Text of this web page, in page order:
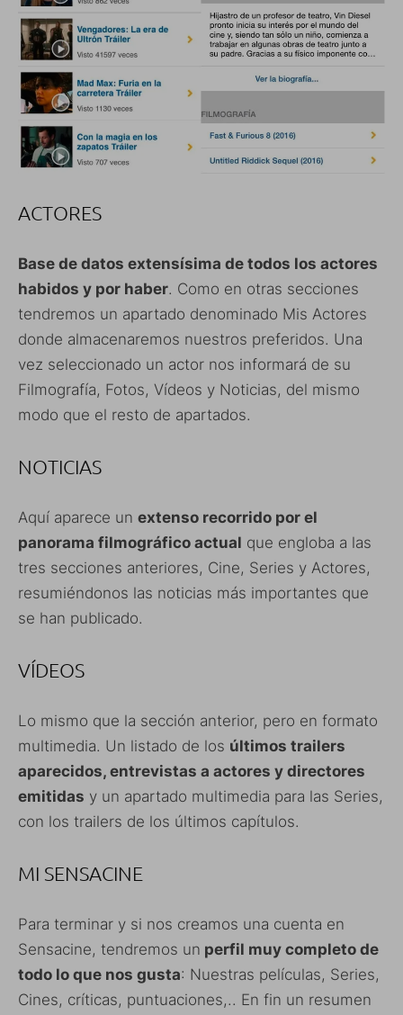
ACTORES
Base de datos extensísima de todos los actores
habidos y por haber. Como en otras secciones
tendremos un apartado denominado Mis Actores
donde almacenaremos nuestros preferidos. Una
vez seleccionado un actor nos informará de su
Filmografía, Fotos, Vídeos y Noticias, del mismo
modo que el resto de apartados.
NOTICIAS
Aquí aparece un extenso recorrido por el
panorama filmográfico actual que engloba a las
tres secciones anteriores, Cine, Series y Actores,
resumiéndonos las noticias más importantes que
se han publicado.
VÍDEOS
Lo mismo que la sección anterior, pero en formato
multimedia. Un listado de los últimos trailers
aparecidos, entrevistas a actores y directores
emitidas y un apartado multimedia para las Series,
con los trailers de los últimos capítulos.
MI SENSACINE
Para terminar y si nos creamos una cuenta en
Sensacine, tendremos un perfil muy completo de
todo lo que nos gusta: Nuestras películas, Series,
Cines, críticas, puntuaciones,.. En fin un resumen